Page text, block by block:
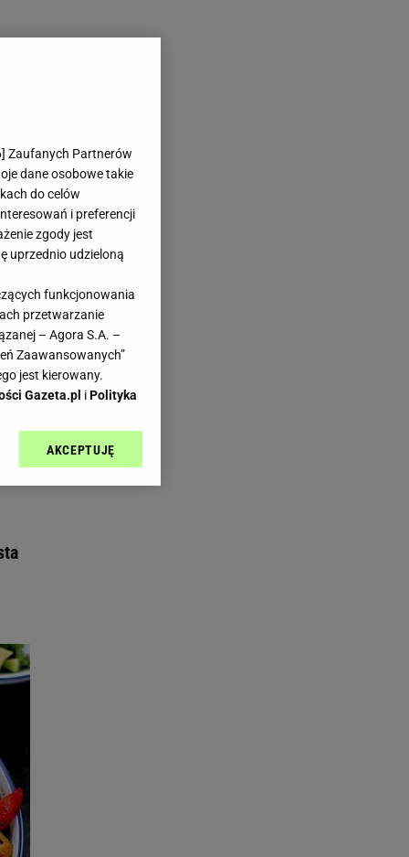
] Zaufanych Partnerów
dane osobowe takie
do celów
i preferencji
zgody jest
uprzednio udzieloną
funkcjonowania
przetwarzanie
– Agora S.A. –
Zaawansowanych”
jest kierowany.
Gazeta.pl iPolityka
sp. z o.o., jej
AKCEPTUJĘ